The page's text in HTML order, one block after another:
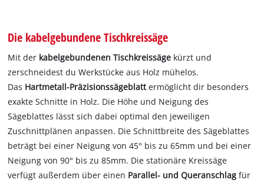
Die kabelgebundene Tischkreissäge
Mit der kabelgebundenen Tischkreissäge kürzt und
zerschneidest du Werkstücke aus Holz mühelos.
Das Hartmetall-Präzisionssägeblattermöglicht dir besonders
exakte Schnitte in Holz. Die Höhe und Neigung des
Sägeblattes lässt sich dabei optimal den jeweiligen
Zuschnittplänen anpassen. Die Schnittbreite des Sägeblattes
beträgt bei einer Neigung von 45° bis zu 65mm und bei einer
Neigung von 90° bis zu 85mm. Die stationäre Kreissäge
verfügt außerdem über einen Parallel- und Queranschlag für